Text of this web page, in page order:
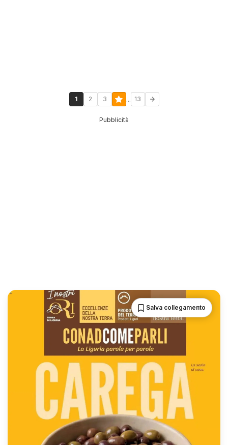
1 2 3 ... 13
Pubblicità
Salva collegamento